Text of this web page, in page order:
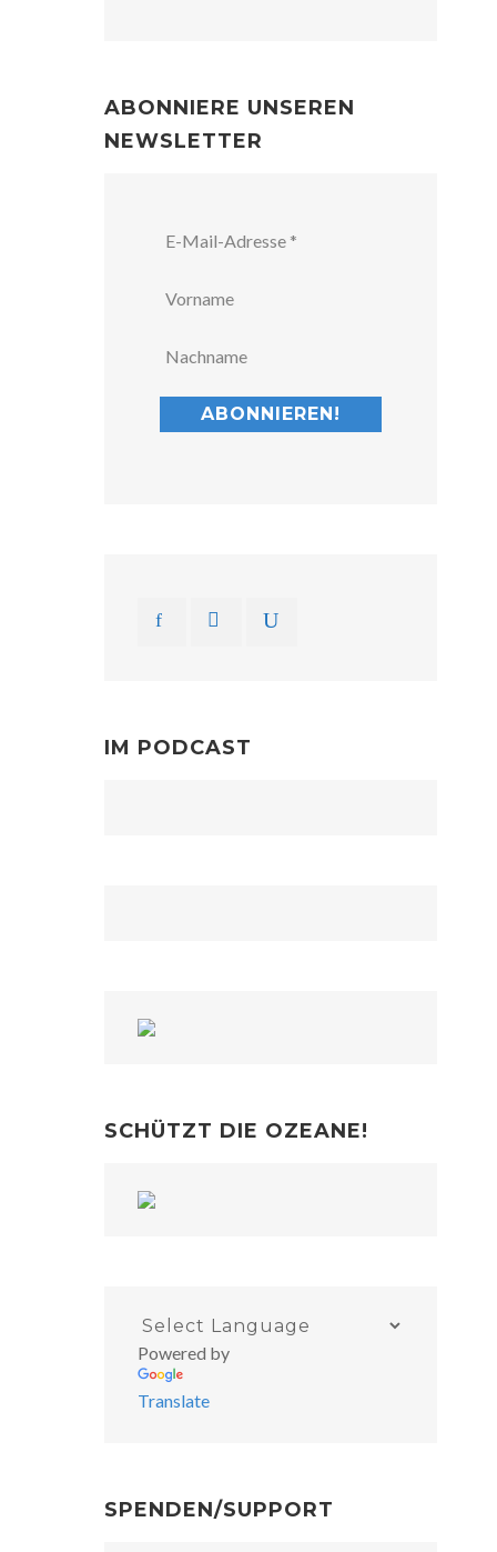
ABONNIERE UNSEREN
NEWSLETTER
IM PODCAST
SCHÜTZT DIE OZEANE!
Powered by
Translate
SPENDEN/SUPPORT